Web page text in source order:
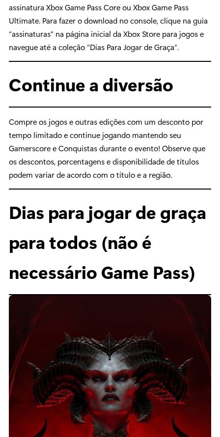
assinatura Xbox Game Pass Core ou Xbox Game Pass
Ultimate. Para fazer o download no console, clique na guia
“assinaturas” na página inicial da Xbox Store para jogos e
navegue até a coleção “Dias Para Jogar de Graça”.
Continue a diversão
Compre os jogos e outras edições com um desconto por
tempo limitado e continue jogando mantendo seu
Gamerscore e Conquistas durante o evento! Observe que
os descontos, porcentagens e disponibilidade de títulos
podem variar de acordo com o título e a região.
Dias para jogar de graça
para todos (não é
necessário Game Pass)